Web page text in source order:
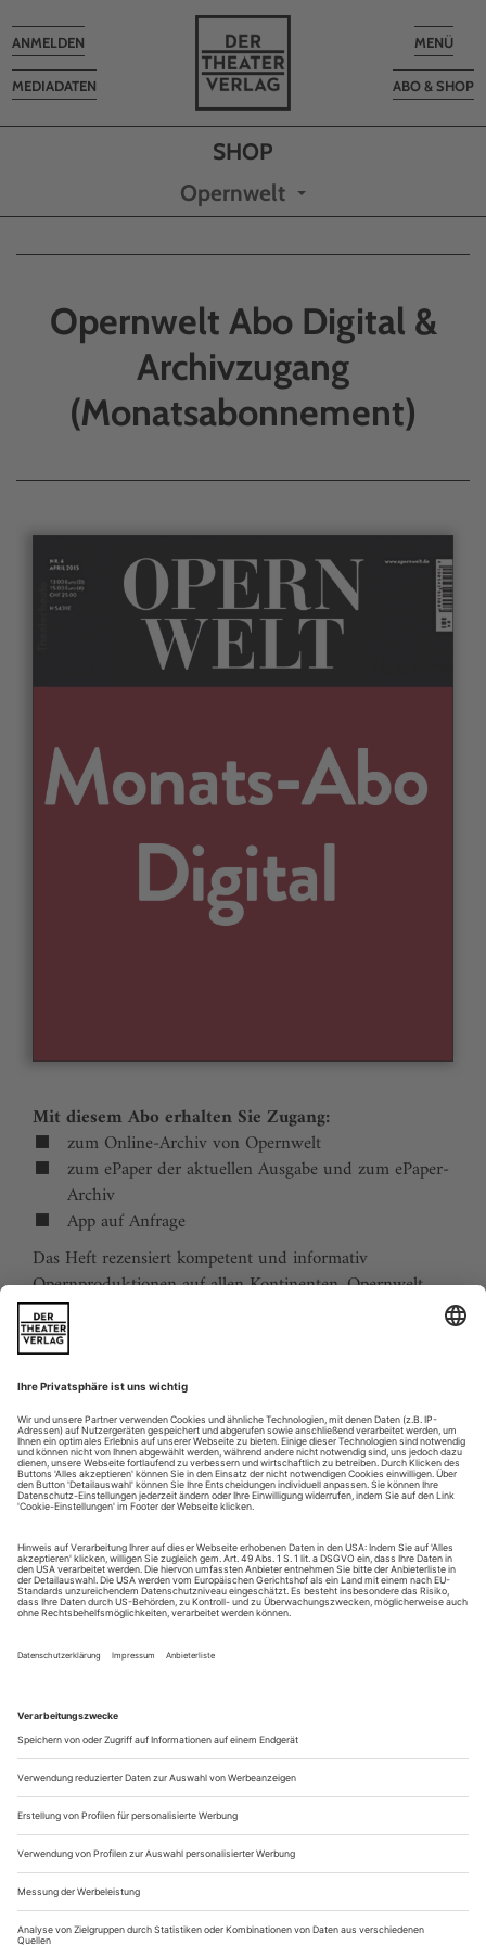
Toggle
MENÜ
ABO & SHOP
MEDIADATEN
Toggle
navigation
ANMELDEN
Opernwelt
Opernwelt Abo Digital &
Archivzugang
(Monatsabonnement)
Mit diesem Abo erhalten Sie Zugang:
zum Online-Archiv von Opernwelt
zum ePaper der aktuellen Ausgabe und zum ePaper-
Archiv
App auf Anfrage
Das Heft rezensiert kompetent und informativ
Opernproduktionen auf allen Kontinenten. Opernwelt
zeigt die Welt hinter der Bühne, befragt die Macher und
verfolgt die Kulturpolitik. Große Themenblöcke
behandeln die Geschichte der Oper, bedeutende
Komponisten und die interessantesten Aspekte des
internationalen Musiklebens. Die Premierenvorschau
animiert zu Opernreisen in alle Welt.
Sie erhalten Zugang zum Online-Archiv von Opernwelt
und können sowohl das aktuelle ePaper als auch das
ePaper-Archiv über Ihren Account auf www.der-
theaterverlag.de einsehen. Zugang zur App auf Anfrage.
Das Abonnement hat eine Laufzeit von einem Monat und
verlängert sich jeweils um einen weiteren Monat, sofern
es nicht vom Kunden auf der Seite „Mein Konto/Meine
Bestellungen“ auf www.der-theaterverlag.de gekündigt
in Kraft.
Aus steuerlichen Gründen abweichende Preise für Käufe
außerhalb Deutschlands (Endpreis vor Auslösen der Bestellung
ersichtlich)
9,99 €